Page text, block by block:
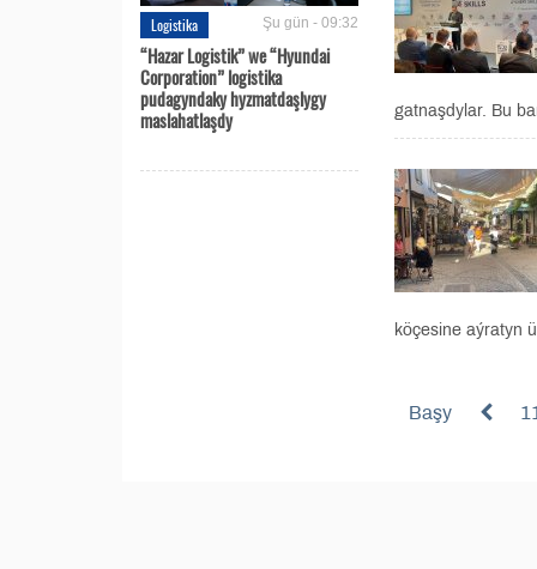
Logistika Şu gün - 09:32
“Hazar Logistik” we “Hyundai
Corporation” logistika
pudagyndaky hyzmatdaşlygy
maslahatlaşdy
gatnaşdylar. Bu
köçesine aýratyn
Başy 11